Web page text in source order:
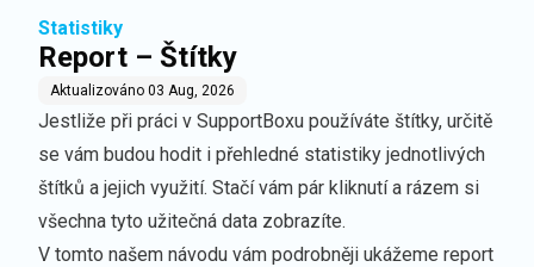
Statistiky
Report – Štítky
Aktualizováno 03 Aug, 2026
Jestliže při práci v SupportBoxu používáte štítky, určitě
se vám budou hodit i přehledné statistiky jednotlivých
štítků a jejich využití. Stačí vám pár kliknutí a rázem si
všechna tyto užitečná data zobrazíte.
V tomto našem návodu vám podrobněji ukážeme report